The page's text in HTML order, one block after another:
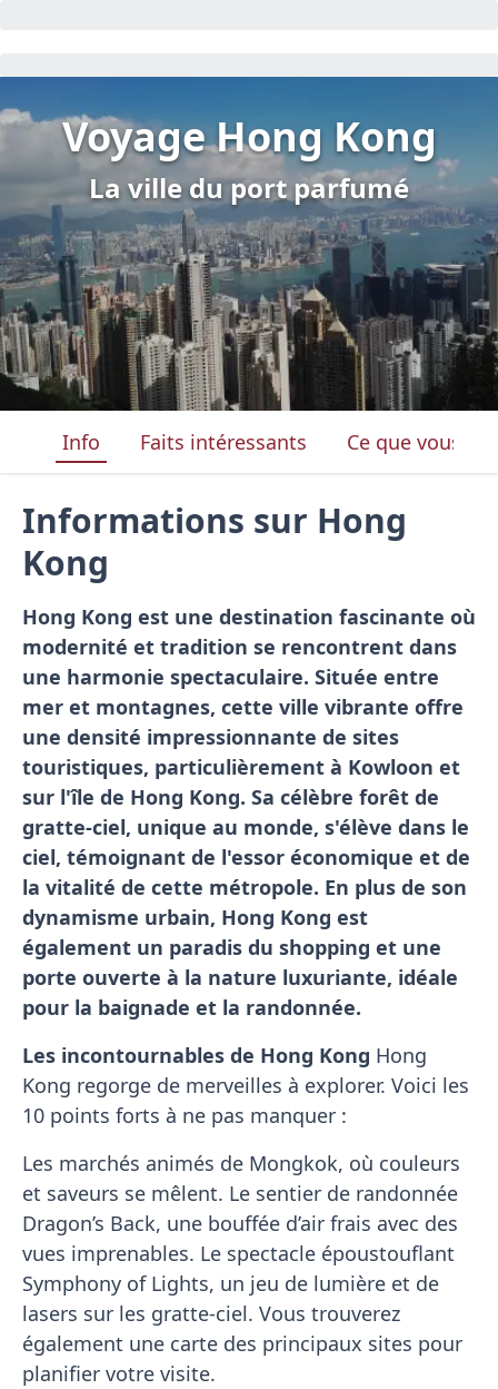
Voyage Hong Kong
La ville du port parfumé
Info Faits intéressants Ce que vous
Informations sur Hong
Kong
Hong Kong est une destination fascinante où
modernité et tradition se rencontrent dans
une harmonie spectaculaire. Située entre
mer et montagnes, cette ville vibrante offre
une densité impressionnante de sites
touristiques, particulièrement à Kowloon et
sur l'île de Hong Kong. Sa célèbre forêt de
gratte-ciel, unique au monde, s'élève dans le
ciel, témoignant de l'essor économique et de
la vitalité de cette métropole. En plus de son
dynamisme urbain, Hong Kong est
également un paradis du shopping et une
porte ouverte à la nature luxuriante, idéale
pour la baignade et la randonnée.
Les incontournables de Hong Kong Hong
Kong regorge de merveilles à explorer. Voici les
10 points forts à ne pas manquer :
Les marchés animés de Mongkok, où couleurs
et saveurs se mêlent. Le sentier de randonnée
Dragon’s Back, une bouffée d’air frais avec des
vues imprenables. Le spectacle époustouflant
Symphony of Lights, un jeu de lumière et de
lasers sur les gratte-ciel. Vous trouverez
également une carte des principaux sites pour
planifier votre visite.